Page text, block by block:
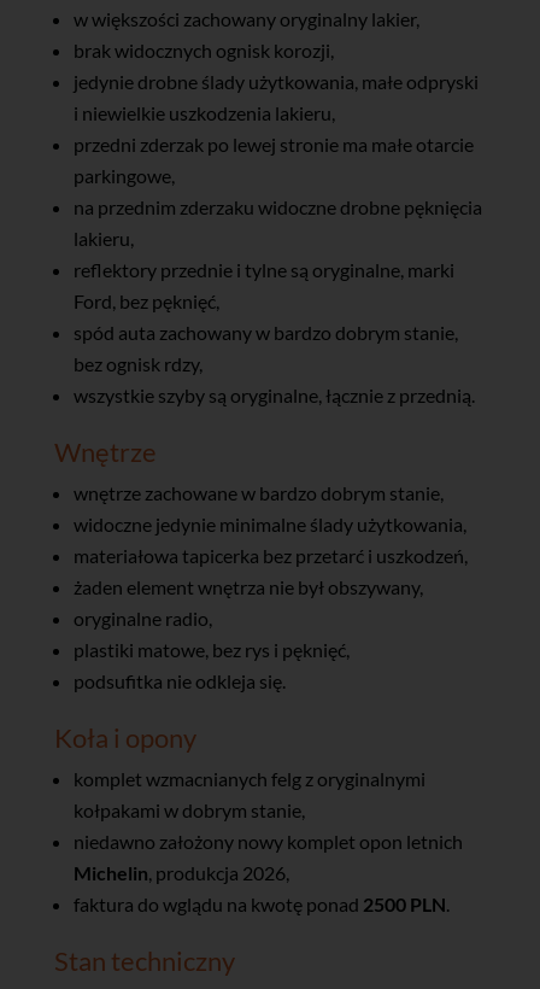
w większości zachowany oryginalny lakier,
brak widocznych ognisk korozji,
jedynie drobne ślady użytkowania, małe odpryski
i niewielkie uszkodzenia lakieru,
przedni zderzak po lewej stronie ma małe otarcie
parkingowe,
na przednim zderzaku widoczne drobne pęknięcia
lakieru,
reflektory przednie i tylne są oryginalne, marki
Ford, bez pęknięć,
spód auta zachowany w bardzo dobrym stanie,
bez ognisk rdzy,
wszystkie szyby są oryginalne, łącznie z przednią.
Wnętrze
wnętrze zachowane w bardzo dobrym stanie,
widoczne jedynie minimalne ślady użytkowania,
materiałowa tapicerka bez przetarć i uszkodzeń,
żaden element wnętrza nie był obszywany,
oryginalne radio,
plastiki matowe, bez rys i pęknięć,
podsufitka nie odkleja się.
Koła i opony
komplet wzmacnianych felg z oryginalnymi
kołpakami w dobrym stanie,
niedawno założony nowy komplet opon letnich
Michelin , produkcja 2026,
faktura do wglądu na kwotę ponad 2500 PLN
Stan techniczny